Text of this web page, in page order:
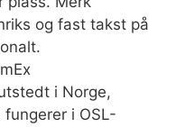
og fast takst på
i Norge,
fungerer i OSL-